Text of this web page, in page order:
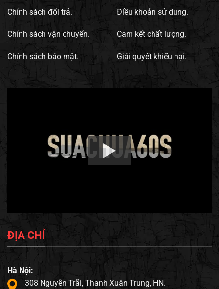
Chính sách đổi trả.
Chính sách vận chuyển.
Chính sách bảo mật.
Điều khoản sử dụng.
Cam kết chất lượng.
Giải quyết khiếu nại.
ĐỊA CHỈ
Hà Nội:
308 Nguyễn Trãi, Thanh Xuân Trung, HN.